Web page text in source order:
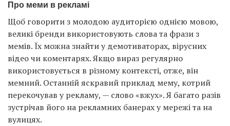
Про меми в рекламі
Щоб говорити з молодою аудиторією однією мовою,
великі бренди використовують слова та фрази з
мемів. Їх можна знайти у демотиваторах, вірусних
відео чи коментарях. Якщо вираз регулярно
використовується в різному контексті, отже, він
мемний. Останній яскравий приклад мему, котрий
перекочував у рекламу, — слово «вжух». Я багато разів
зустрічав його на рекламних банерах у мережі та на
вулицях.